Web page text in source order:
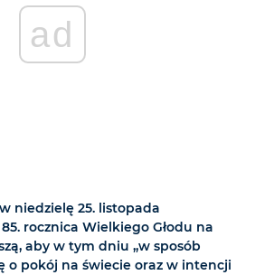
ad
niedzielę 25. listopada
rocznica Wielkiego Głodu na
aby w tym dniu „w sposób
o pokój na świecie oraz w intencji